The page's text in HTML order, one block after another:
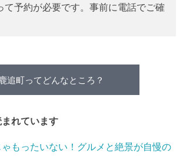
予約が必要です。事前に電話でご確
鹿追町ってどんなところ？
れています
ゃもったいない！グルメと絶景が自慢の